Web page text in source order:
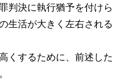
判決に執行猶予を付けら
生活が大きく左右される
くするために、前述した